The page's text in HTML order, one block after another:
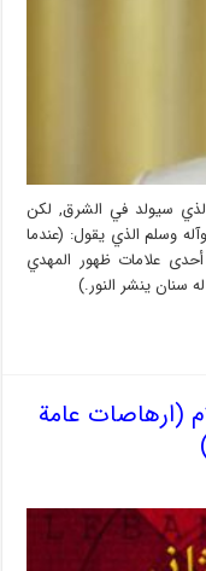
سيولد في الشرق, لكن
وسلم الذي يقول: (عندما
علامات ظهور المهدي
سنان ينشر النور.)
(ارهاصات عامة